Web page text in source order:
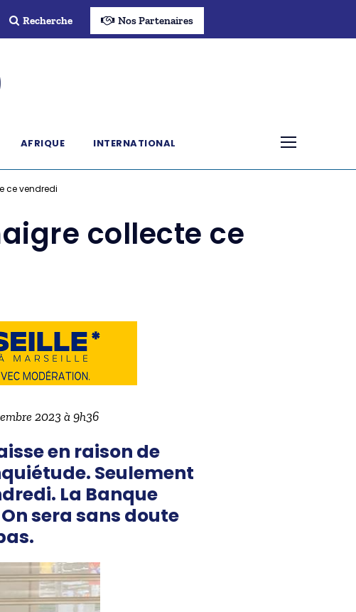
Recherche Nos Partenaires
AFRIQUE INTERNATIONAL
ce vendredi
collecte ce
2023 à 9h36
en raison de
Seulement
La Banque
sera sans doute